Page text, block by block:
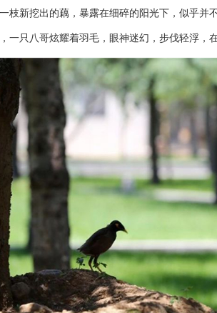
枝新挖出的藕，暴露在细碎的阳光下，似乎
只八哥炫耀着羽毛，眼神迷幻，步伐轻浮，